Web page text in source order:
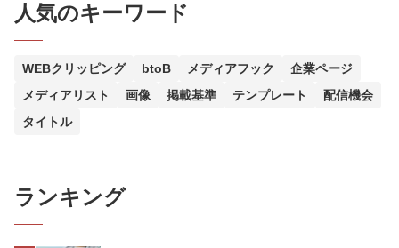
人気のキーワード
WEBクリッピング btoB メディアフック
企業ページ
メディアリスト
画像 掲載基準 テンプレート
配信機会
タイトル
ランキング